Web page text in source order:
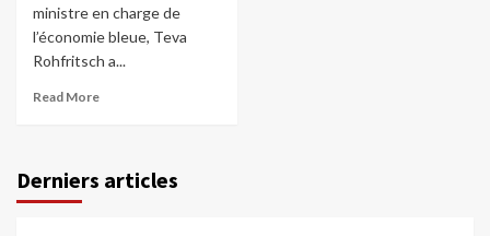
ministre en charge de
l’économie bleue, Teva
Rohfritsch a...
Read More
Derniers articles